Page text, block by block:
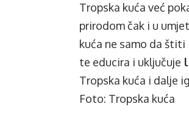
Tropska kuća već
prirodom čak i u
kuća ne samo da
te educira i uključuje
Tropska kuća i dalje
Foto: Tropska kuća